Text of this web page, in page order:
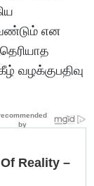
என
வழக்குபதிவு